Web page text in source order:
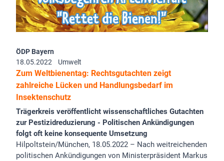
ÖDP Bayern
18.05.2022
Umwelt
Zum Weltbienentag: Rechtsgutachten zeigt
zahlreiche Lücken und Handlungsbedarf im
Insektenschutz
Trägerkreis veröffentlicht wissenschaftliches Gutachten
zur Pestizidreduzierung - Politischen Ankündigungen
folgt oft keine konsequente Umsetzung
Hilpoltstein/München, 18.05.2022 – Nach weitreichenden
politischen Ankündigungen von Ministerpräsident Markus